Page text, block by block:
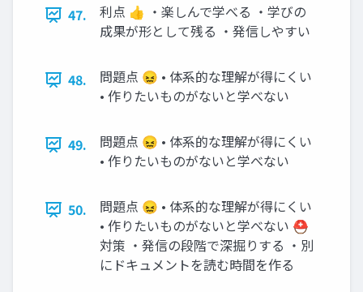
47.
利点 👍 ・楽しんで学べる ・学びの
成果が形として残る ・発信しやすい
48.
問題点 😖 • 体系的な理解が得にくい
• 作りたいものがないと学べない
49.
問題点 😖 • 体系的な理解が得にくい
• 作りたいものがないと学べない
50.
問題点 😖 • 体系的な理解が得にくい
• 作りたいものがないと学べない ⛑
対策 ・発信の段階で深掘りする ・別
にドキュメントを読む時間を作る